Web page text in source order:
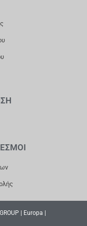
| Europa |